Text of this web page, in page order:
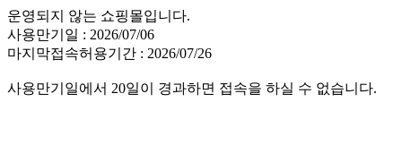
운영되지 않는 쇼핑몰입니다.
사용만기일 : 2026/07/06
마지막접속허용기간 : 2026/07/26
사용만기일에서 20일이 경과하면 접속을 하실 수 없습니다.